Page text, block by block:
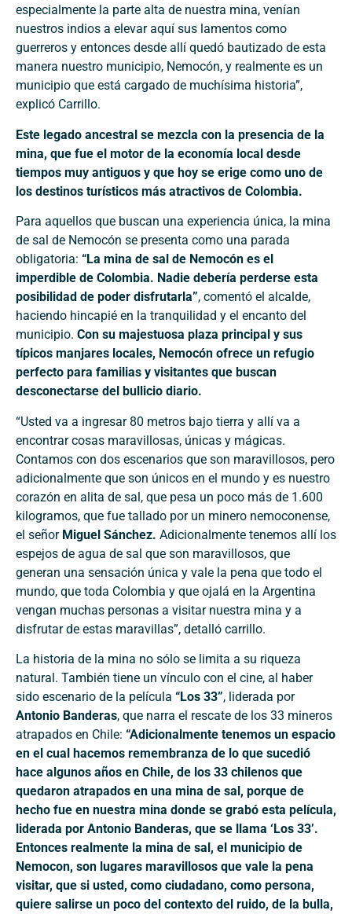
especialmente la parte alta de nuestra mina, venían
nuestros indios a elevar aquí sus lamentos como
guerreros y entonces desde allí quedó bautizado de esta
manera nuestro municipio, Nemocón, y realmente es un
municipio que está cargado de muchísima historia”,
explicó Carrillo.
Este legado ancestral se mezcla con la presencia de la
mina, que fue el motor de la economía local desde
tiempos muy antiguos y que hoy se erige como uno de
los destinos turísticos más atractivos de Colombia.
Para aquellos que buscan una experiencia única, la mina
de sal de Nemocón se presenta como una parada
obligatoria: “La mina de sal de Nemocón es el
imperdible de Colombia. Nadie debería perderse esta
posibilidad de poder disfrutarla”, comentó el alcalde,
haciendo hincapié en la tranquilidad y el encanto del
municipio. Con su majestuosa plaza principal y sus
típicos manjares locales, Nemocón ofrece un refugio
perfecto para familias y visitantes que buscan
desconectarse del bullicio diario.
“Usted va a ingresar 80 metros bajo tierra y allí va a
encontrar cosas maravillosas, únicas y mágicas.
Contamos con dos escenarios que son maravillosos, pero
adicionalmente que son únicos en el mundo y es nuestro
corazón en alita de sal, que pesa un poco más de 1.600
kilogramos, que fue tallado por un minero nemoconense,
el señor Miguel Sánchez. Adicionalmente tenemos allí los
espejos de agua de sal que son maravillosos, que
generan una sensación única y vale la pena que todo el
mundo, que toda Colombia y que ojalá en la Argentina
vengan muchas personas a visitar nuestra mina y a
disfrutar de estas maravillas”, detalló carrillo.
La historia de la mina no sólo se limita a su riqueza
natural. También tiene un vínculo con el cine, al haber
sido escenario de la película “Los 33”, liderada por
Antonio Banderas, que narra el rescate de los 33 mineros
atrapados en Chile: “Adicionalmente tenemos un espacio
en el cual hacemos remembranza de lo que sucedió
hace algunos años en Chile, de los 33 chilenos que
quedaron atrapados en una mina de sal, porque de
hecho fue en nuestra mina donde se grabó esta película,
liderada por Antonio Banderas, que se llama ‘Los 33’.
Entonces realmente la mina de sal, el municipio de
Nemocon, son lugares maravillosos que vale la pena
visitar, que si usted, como ciudadano, como persona,
quiere salirse un poco del contexto del ruido, de la bulla,